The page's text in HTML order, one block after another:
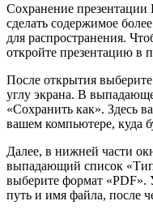
Сохранение презентации
сделать содержимое
для распространения.
откройте презентацию в
После открытия
углу экрана. В
«Сохранить как». Здесь
вашем компьютере, куда
Далее, в нижней части
выпадающий список
выберите формат «PDF».
путь и имя файла, после